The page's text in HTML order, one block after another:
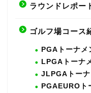
ラウンドレポー
ゴルフ場コース
PGAトーナメ
LPGAトーナ
JLPGAトー
PGAEUROト